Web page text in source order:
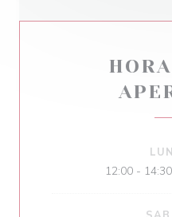
LUN
12:00 - 14:30